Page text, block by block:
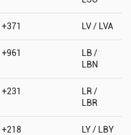
+371 LV / LVA
+961
LB /
LBN
+231
LR /
LBR
+218 LY / LBY